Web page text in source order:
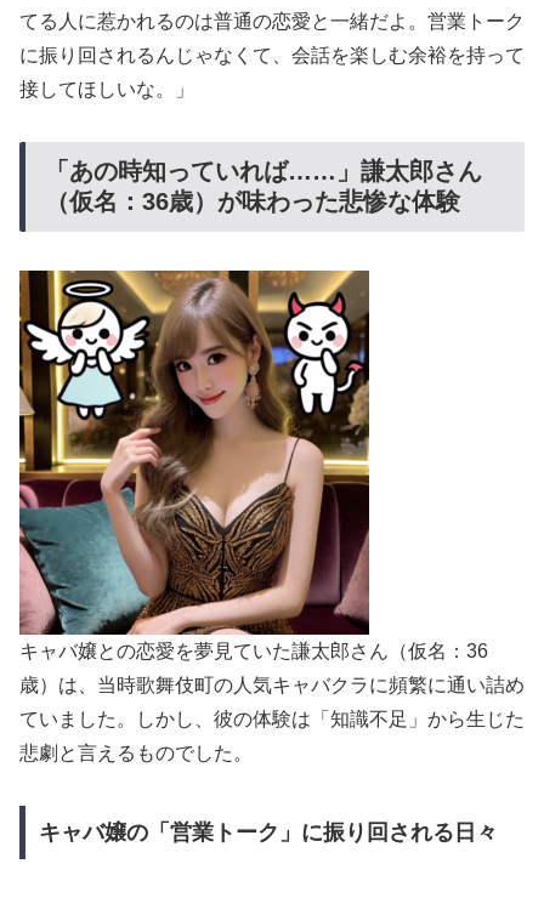
てる人に惹かれるのは普通の恋愛と一緒だよ。営業トーク
に振り回されるんじゃなくて、会話を楽しむ余裕を持って
接してほしいな。」
「あの時知っていれば……」謙太郎さん
（仮名：36歳）が味わった悲惨な体験
キャバ嬢との恋愛を夢見ていた謙太郎さん（仮名：36
歳）は、当時歌舞伎町の人気キャバクラに頻繁に通い詰め
ていました。しかし、彼の体験は「知識不足」から生じた
悲劇と言えるものでした。
キャバ嬢の「営業トーク」に振り回される日々